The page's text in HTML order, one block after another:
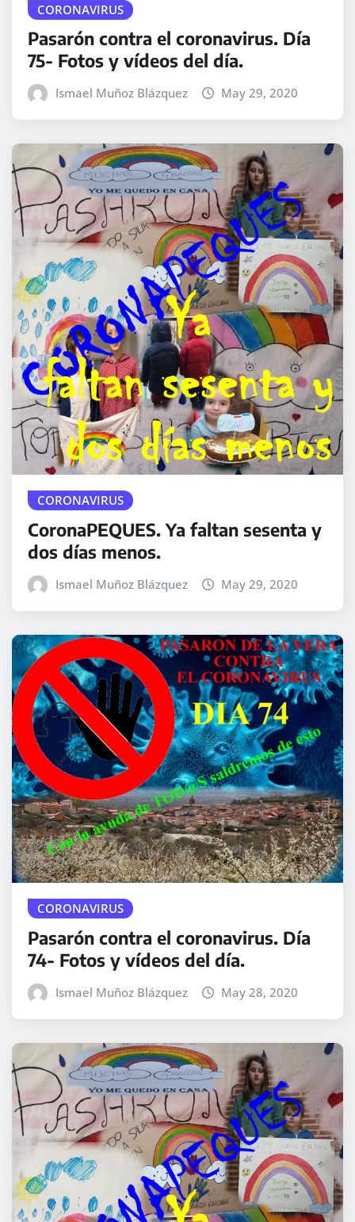
CORONAVIRUS
Pasarón contra el coronavirus. Día
75- Fotos y vídeos del día.
Ismael Muñoz Blázquez May 29, 2020
CORONAVIRUS
CoronaPEQUES. Ya faltan sesenta y
dos días menos.
Ismael Muñoz Blázquez May 29, 2020
CORONAVIRUS
Pasarón contra el coronavirus. Día
74- Fotos y vídeos del día.
Ismael Muñoz Blázquez May 28, 2020